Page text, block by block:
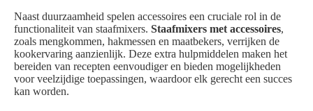
Naast duurzaamheid spelen accessoires een cruciale rol in de
functionaliteit van staafmixers. Staafmixers met accessoires,
zoals mengkommen, hakmessen en maatbekers, verrijken de
kookervaring aanzienlijk. Deze extra hulpmiddelen maken het
bereiden van recepten eenvoudiger en bieden mogelijkheden
voor veelzijdige toepassingen, waardoor elk gerecht een succes
kan worden.